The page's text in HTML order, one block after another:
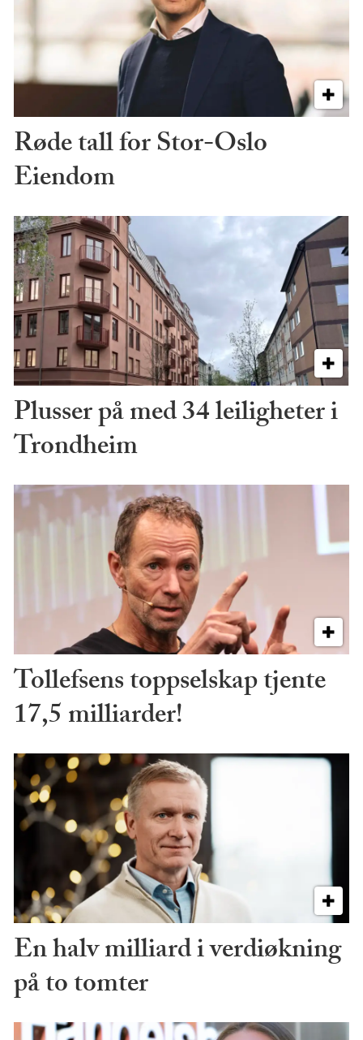
Røde tall for Stor-Oslo
Eiendom
Plusser på med 34 leiligheter i
Trondheim
Tollefsens toppselskap tjente
17,5 milliarder!
En halv milliard i verdiøkning
på to tomter